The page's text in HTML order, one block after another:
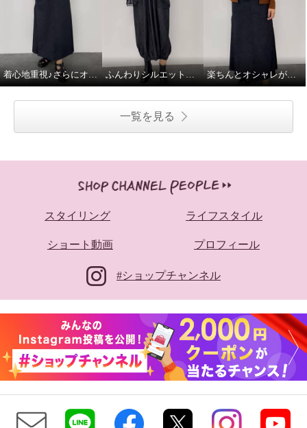
着心地重視♪さらにオシャレ感あり
一覧を見る
スタイリング ライフスタイル
ショート動画 プロフィール
#ショップチャンネル